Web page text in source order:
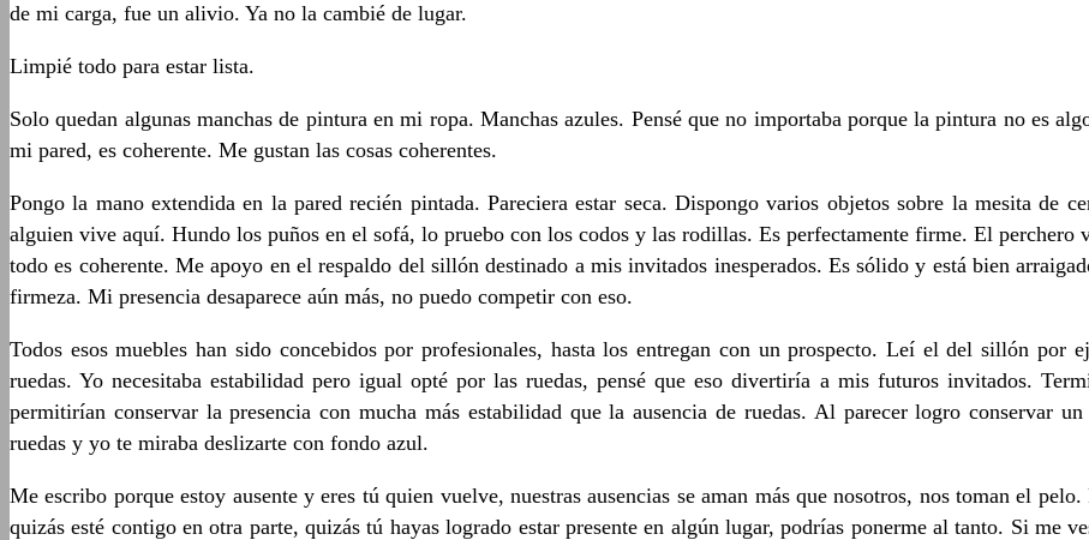
de mi carga, fue un alivio. Ya no la cambié de lugar.
Limpié todo para estar lista.
Solo quedan algunas manchas de pintura en mi ropa. Manchas azules. Pensé que no importaba porque la pintura no es
mi pared, es coherente. Me gustan las cosas coherentes.
Pongo la mano extendida en la pared recién pintada. Pareciera estar seca. Dispongo varios objetos sobre la mesita de
alguien vive aquí. Hundo los puños en el sofá, lo pruebo con los codos y las rodillas. Es perfectamente firme. El perchero
todo es coherente. Me apoyo en el respaldo del sillón destinado a mis invitados inesperados. Es sólido y está bien
firmeza. Mi presencia desaparece aún más, no puedo competir con eso.
Todos esos muebles han sido concebidos por profesionales, hasta los entregan con un prospecto. Leí el del sillón
ruedas. Yo necesitaba estabilidad pero igual opté por las ruedas, pensé que eso divertiría a mis futuros invitados.
permitirían conservar la presencia con mucha más estabilidad que la ausencia de ruedas. Al parecer logro conservar
ruedas y yo te miraba deslizarte con fondo azul.
Me escribo porque estoy ausente y eres tú quien vuelve, nuestras ausencias se aman más que nosotros, nos toman el
quizás esté contigo en otra parte, quizás tú hayas logrado estar presente en algún lugar, podrías ponerme al tanto. Si me